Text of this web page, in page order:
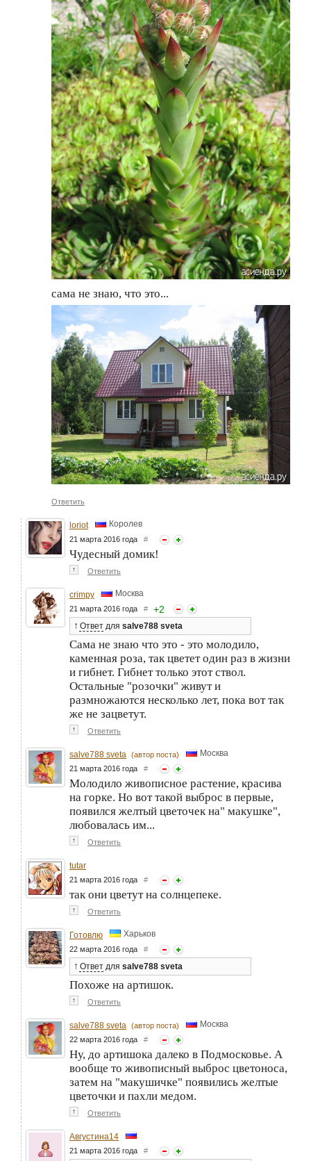
сама не знаю, что это...
Ответить
loriot Королев
21 марта 2016 года #
Чудесный домик!
↑ Ответить
crimpy Москва
21 марта 2016 года # +2
↑ Ответ для salve788 sveta
Сама не знаю что это - это молодило,
каменная роза, так цветет один раз в жизни
и гибнет. Гибнет только этот ствол.
Остальные "розочки" живут и
размножаются несколько лет, пока вот так
же не зацветут.
↑ Ответить
salve788 sveta (автор поста) Москва
21 марта 2016 года #
Молодило живописное растение, красива
на горке. Но вот такой выброс в первые,
появился желтый цветочек на" макушке",
любовалась им...
↑ Ответить
tutar
21 марта 2016 года #
так они цветут на солнцепеке.
↑ Ответить
Готовлю Харьков
22 марта 2016 года #
↑ Ответ для salve788 sveta
Похоже на артишок.
↑ Ответить
salve788 sveta (автор поста) Москва
22 марта 2016 года #
Ну, до артишока далеко в Подмосковье. А
вообще то живописный выброс цветоноса,
затем на "макушичке" появились желтые
цветочки и пахли медом.
↑ Ответить
Августина14
21 марта 2016 года #